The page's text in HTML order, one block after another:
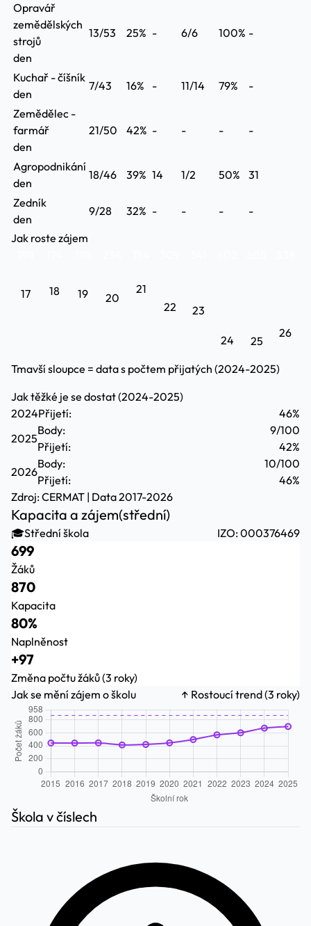
Opravář
zemědělských
strojů
den
13/53 25% - 6/6 100% -
Kuchař - číšník
den
7/43 16% - 11/14 79%
-
Zemědělec -
farmář
den
21/50 42% - - - -
Agropodnikání
den
18/46 39% 14 1/2 50%
31
Zedník
den
9/28 32% - - -
-
Jak roste zájem
17 18 19 20
21
22 23
24 25
26
Tmavší sloupce = data s počtem přijatých (2024-2025)
Jak těžké je se dostat (2024-2025)
2024Přijetí:
46%
2025
Body:
9/100
Přijetí:
42%
2026
Body:
10/100
Přijetí:
46%
Zdroj:CERMAT | Data 2017-2026
Kapacita a zájem(střední)
🎓Střední škola IZO: 000376469
699
Žáků
870
Kapacita
80%
Naplněnost
+97
Změna počtu žáků (3 roky)
Jak se mění zájem o školu
↑ Rostoucí trend (3 roky)
Škola v číslech